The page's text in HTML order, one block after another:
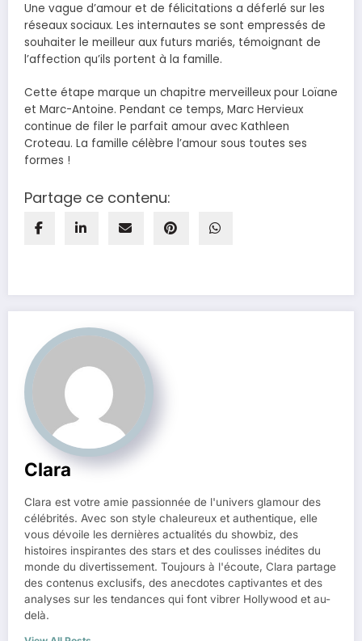
Une vague d’amour et de félicitations a déferlé sur les
réseaux sociaux. Les internautes se sont empressés de
souhaiter le meilleur aux futurs mariés, témoignant de
l’affection qu’ils portent à la famille.
Cette étape marque un chapitre merveilleux pour Loïane
et Marc-Antoine. Pendant ce temps, Marc Hervieux
continue de filer le parfait amour avec Kathleen
Croteau. La famille célèbre l’amour sous toutes ses
formes !
Partage ce contenu:
Clara
Clara est votre amie passionnée de l'univers glamour des
célébrités. Avec son style chaleureux et authentique, elle
vous dévoile les dernières actualités du showbiz, des
histoires inspirantes des stars et des coulisses inédites du
monde du divertissement. Toujours à l'écoute, Clara partage
des contenus exclusifs, des anecdotes captivantes et des
analyses sur les tendances qui font vibrer Hollywood et au-
delà.